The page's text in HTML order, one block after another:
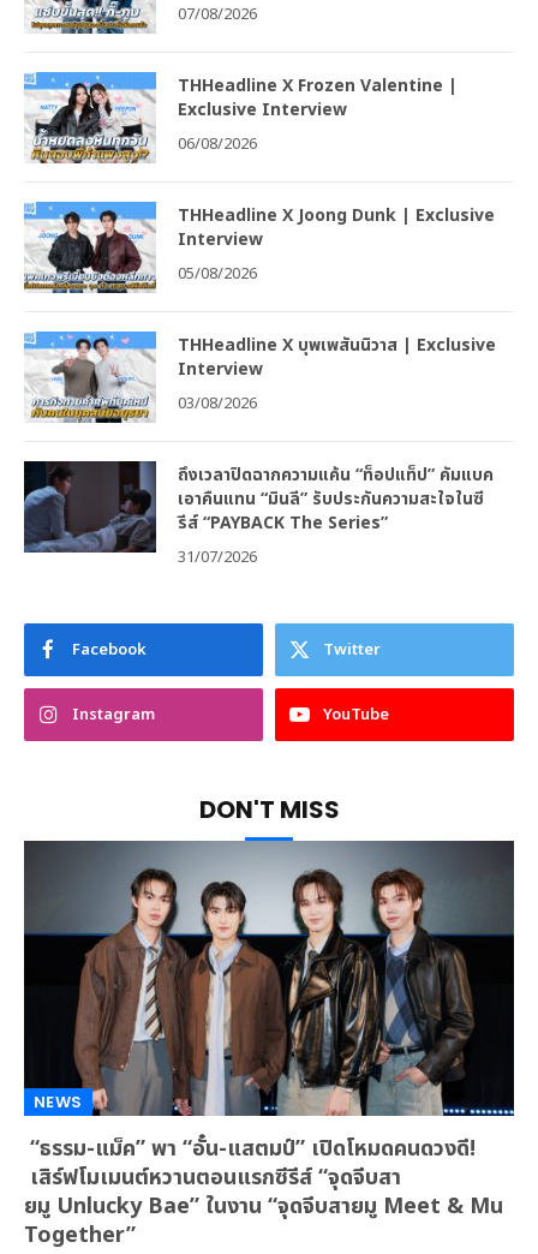
07/08/2026
THHeadline X Frozen Valentine |
Exclusive Interview
06/08/2026
THHeadline X Joong Dunk | Exclusive
Interview
05/08/2026
THHeadline X บุพเพสันนิวาส | Exclusive
Interview
03/08/2026
ถึงเวลาปิดฉากความแค้น “ท็อปแท็ป” คัมแบค
เอาคืนแทน “มินลี” รับประกันความสะใจในซี
รีส์ “PAYBACK The Series”
31/07/2026
Facebook Twitter
Instagram YouTube
DON'T MISS
NEWS
“ธรรม-แม็ค” พา “อั๋น-แสตมป์” เปิดโหมดคนดวงดี!
เสิร์ฟโมเมนต์หวานตอนแรกซีรีส์ “จุดจีบสา
ยมู Unlucky Bae” ในงาน “จุดจีบสายมู Meet & Mu
Together”